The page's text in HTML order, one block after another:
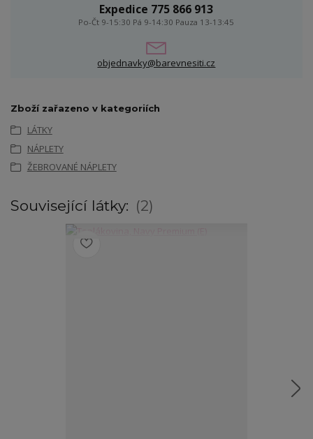
Expedice 775 866 913
Po-Čt 9-15:30 Pá 9-14:30 Pauza 13-13:45
objednavky@barevnesiti.cz
Zboží zařazeno v kategoriích
LÁTKY
NÁPLETY
ŽEBROVANÉ NÁPLETY
Související látky: 2